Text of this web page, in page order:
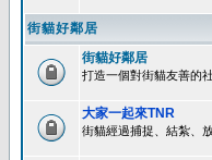
街貓好鄰居
街貓好鄰居
打造一個對街貓友善的
大家一起來TNR
街貓經過捕捉、結紮、